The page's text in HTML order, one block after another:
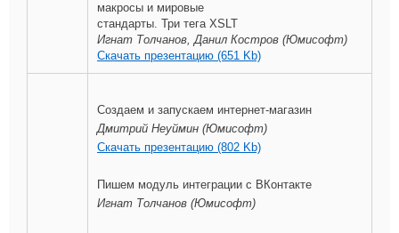
макросы и мировые
стандарты. Три тега XSLT
Игнат Толчанов, Данил Костров (Юмисофт)
Скачать презентацию (651 Kb)
Создаем и запускаем интернет-магазин
Дмитрий Неуймин (Юмисофт)
Скачать презентацию (802 Kb)
Пишем модуль интеграции с ВКонтакте
Игнат Толчанов (Юмисофт)